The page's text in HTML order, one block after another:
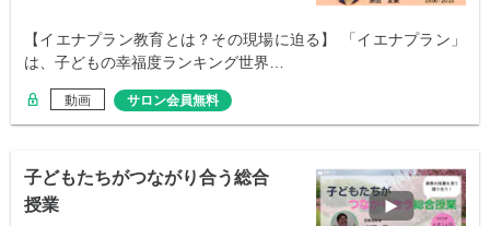
【イエナプラン教育とは？その現場に迫る】 「イエナプラン」
は、子どもの幸福度ランキング世界…
動画 サロン会員無料
子どもたちがつながり合う総合
授業